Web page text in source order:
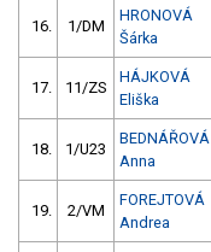
16. 1/DM
HRONOVÁ
Šárka
17. 11/ZS
HÁJKOVÁ
Eliška
18. 1/U23
BEDNÁŘOVÁ
Anna
19. 2/VM
FOREJTOVÁ
Andrea